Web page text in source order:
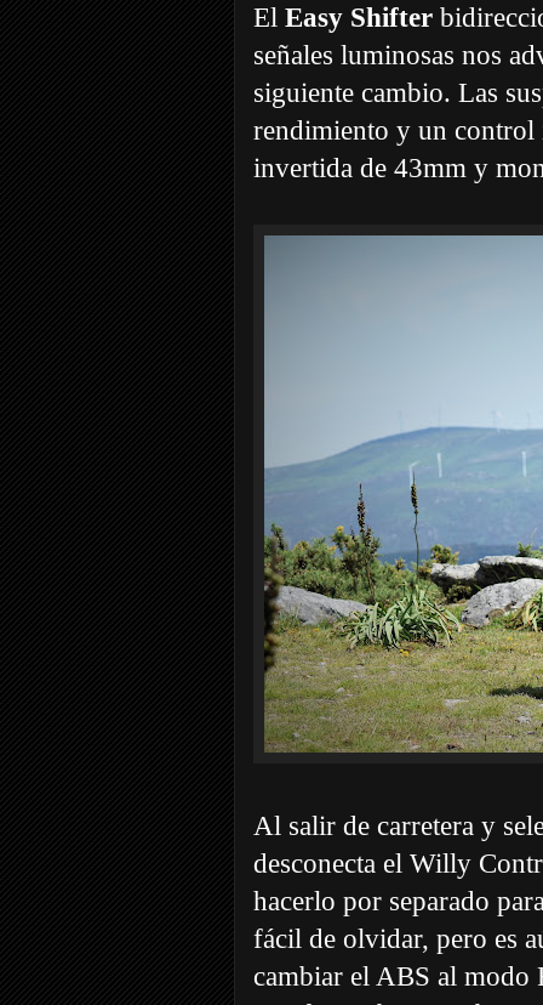
El Easy Shifter
señales luminosas nos
siguiente cambio. Las
rendimiento y un control
invertida de 43mm y
Al salir de carretera y
desconecta el Willy
hacerlo por separado
fácil de olvidar, pero es
cambiar el ABS al modo